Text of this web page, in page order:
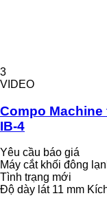
3
VIDEO
Compo
IB-4
Yêu cầu báo giá
Máy cắt khối đông
Tình trạng mới
Độ dày lát 11 mm